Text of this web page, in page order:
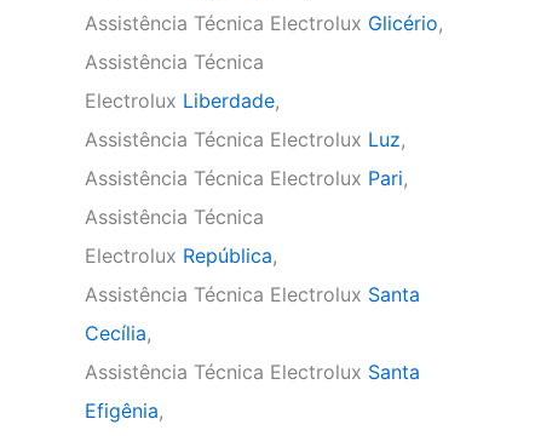
Assistência Técnica Electrolux Glicério,
Assistência Técnica
Electrolux Liberdade,
Assistência Técnica Electrolux Luz,
Assistência Técnica Electrolux Pari,
Assistência Técnica
Electrolux República,
Assistência Técnica Electrolux Santa
Cecília,
Assistência Técnica Electrolux Santa
Efigênia,